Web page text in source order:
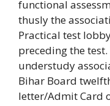
functional
thusly the
Practical test
preceding the
understudy
Bihar Board
letter/Admit Card